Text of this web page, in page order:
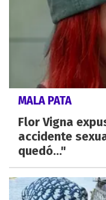
MALA PATA
Flor Vigna
accidente
quedó..."